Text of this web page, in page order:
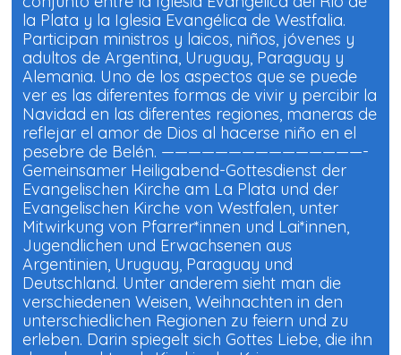
la Plata y la Iglesia Evangélica de Westfalia.
Participan ministros y laicos, niños, jóvenes y
adultos de Argentina, Uruguay, Paraguay y
Alemania. Uno de los aspectos que se puede
ver es las diferentes formas de vivir y percibir la
Navidad en las diferentes regiones, maneras de
reflejar el amor de Dios al hacerse niño en el
pesebre de Belén. ———————————————-
Gemeinsamer Heiligabend-Gottesdienst der
Evangelischen Kirche am La Plata und der
Evangelischen Kirche von Westfalen, unter
Mitwirkung von Pfarrer*innen und Lai*innen,
Jugendlichen und Erwachsenen aus
Argentinien, Uruguay, Paraguay und
Deutschland. Unter anderem sieht man die
verschiedenen Weisen, Weihnachten in den
unterschiedlichen Regionen zu feiern und zu
erleben. Darin spiegelt sich Gottes Liebe, die ihn